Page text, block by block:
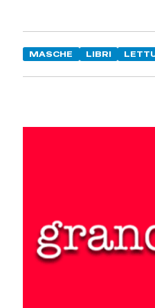
MASCHE LIBRI